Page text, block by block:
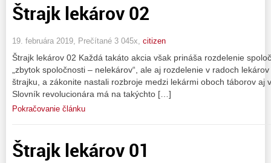
Štrajk lekárov 02
19. februára 2019, Prečítané 3 045x, citizen
Štrajk lekárov 02 Každá takáto akcia však prináša rozdelenie
„zbytok spoločnosti – nelekárov“, ale aj rozdelenie v radoch
štrajku, a zákonite nastali rozbroje medzi lekármi oboch táborov aj
Slovník revolucionára má na takýchto […]
Pokračovanie článku
Štrajk lekárov 01